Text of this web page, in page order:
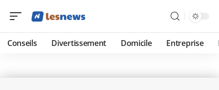
Conseils Divertissement Domicile Entreprise